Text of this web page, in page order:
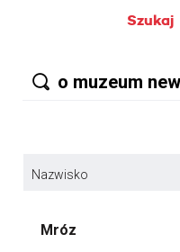
Szukaj
Nazwisko
Mróz